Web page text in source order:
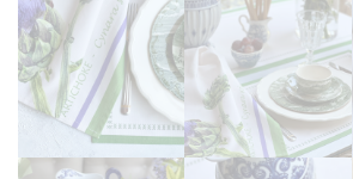
Runner (14)
Supla (8)
Wild Flowers (2)